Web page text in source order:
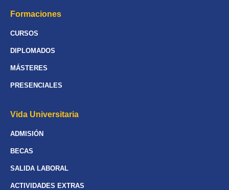
Formaciones
CURSOS
DIPLOMADOS
MÁSTERES
PRESENCIALES
Vida Universitaria
ADMISIÓN
BECAS
SALIDA LABORAL
ACTIVIDADES EXTRAS